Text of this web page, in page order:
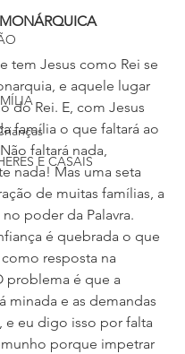
E CASAIS
tem Jesus como Rei se
e aquele lugar
do Rei. E, com Jesus
família o que faltará ao
faltará nada,
nada! Mas uma seta
de muitas famílias, a
poder da Palavra.
é quebrada o que
resposta na
problema é que a
minada e as demandas
e eu digo isso por falta
porque impetrar